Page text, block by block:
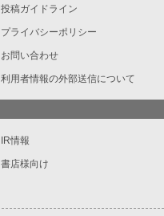
投稿ガイドライン
プライバシーポリシー
お問い合わせ
利用者情報の外部送信について
IR情報
書店様向け